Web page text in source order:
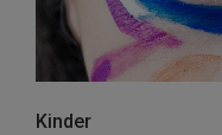
Kinder